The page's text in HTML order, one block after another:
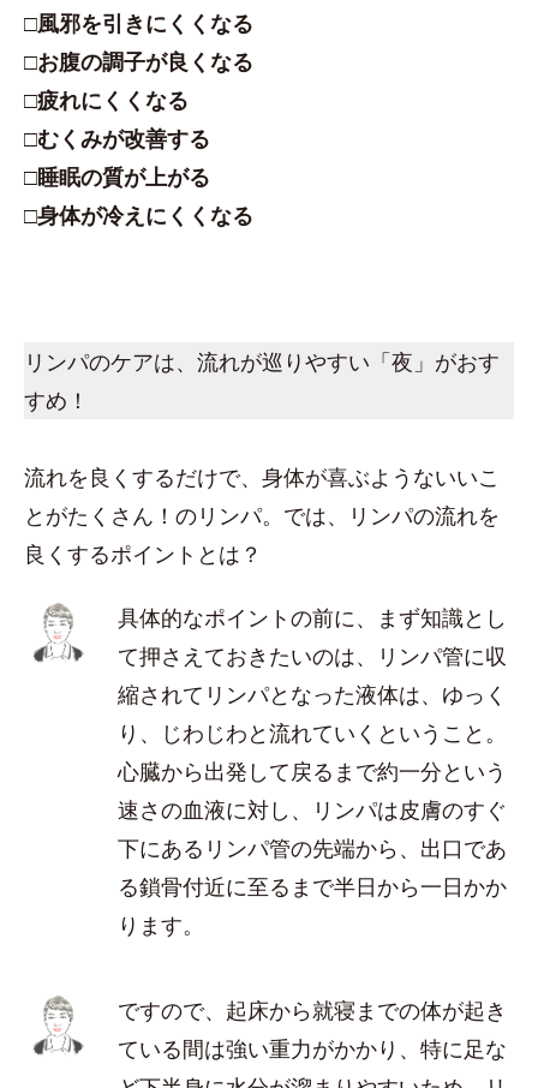
□風邪を引きにくくなる
□お腹の調子が良くなる
□疲れにくくなる
□むくみが改善する
□睡眠の質が上がる
□身体が冷えにくくなる
リンパのケアは、流れが巡りやすい「夜」がおす
すめ！
流れを良くするだけで、身体が喜ぶようないいこ
とがたくさん！のリンパ。では、リンパの流れを
良くするポイントとは？
具体的なポイントの前に、まず知識とし
て押さえておきたいのは、リンパ管に収
縮されてリンパとなった液体は、ゆっく
り、じわじわと流れていくということ。
心臓から出発して戻るまで約一分という
速さの血液に対し、リンパは皮膚のすぐ
下にあるリンパ管の先端から、出口であ
る鎖骨付近に至るまで半日から一日かか
ります。
ですので、起床から就寝までの体が起き
ている間は強い重力がかかり、特に足な